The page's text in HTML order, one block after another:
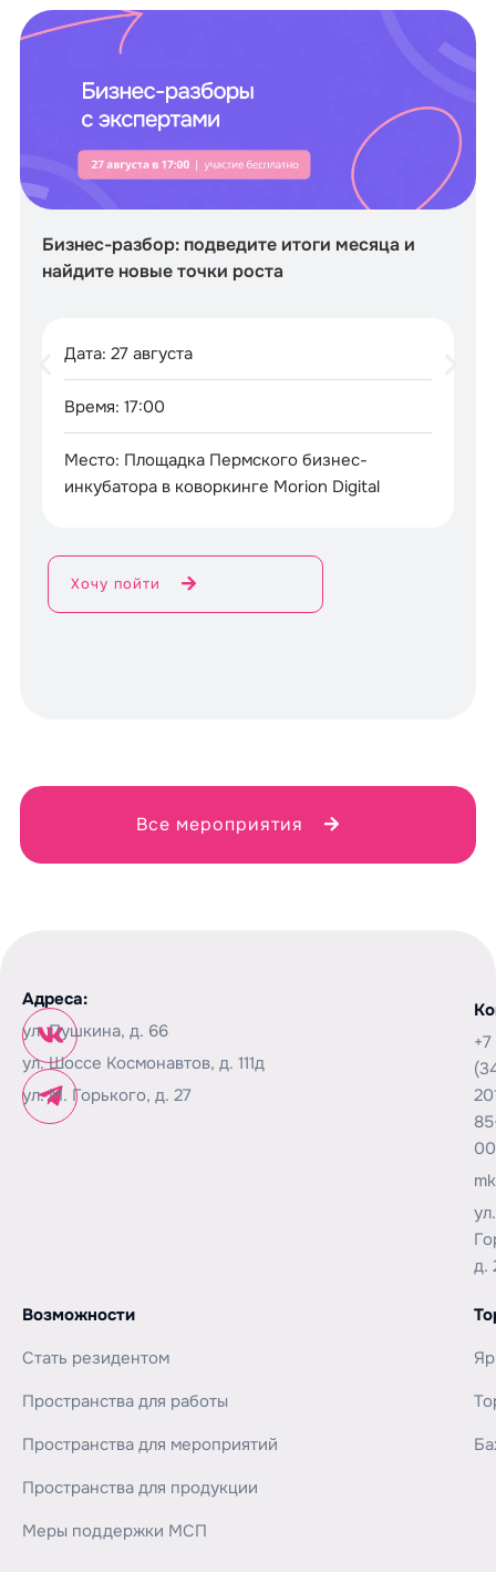
Бизнес-разбор: подведите итоги месяца и
найдите новые точки роста
Дата: 27 августа
Время: 17:00
Место: Площадка Пермского бизнес-
инкубатора в коворкинге Morion Digital
Хочу пойти
Все мероприятия
Адреса:
ул. Пушкина, д. 66
ул. Шоссе Космонавтов, д. 111д
ул. М. Горького, д. 27
+7
00
д.
Возможности
Стать резидентом
Пространства для работы
Пространства для мероприятий
Пространства для продукции
Меры поддержки МСП